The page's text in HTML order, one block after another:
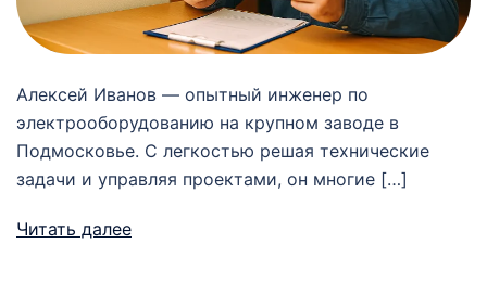
Алексей Иванов — опытный инженер по
электрооборудованию на крупном заводе в
Подмосковье. С легкостью решая технические
задачи и управляя проектами, он многие […]
Читать далее